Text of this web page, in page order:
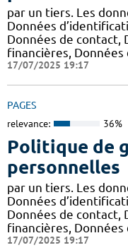
par un tiers. Les
Données
Données de contact,
financières, Données
17/07/2025 19:17
PAGES
relevance: 36%
Politique de
personnelles
par un tiers. Les
Données
Données de contact,
financières, Données
17/07/2025 19:17